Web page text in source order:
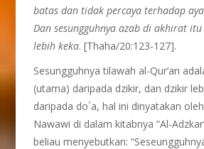
batas dan tidak percaya terhadap
Dan sesungguhnya azab di akhirat
lebih keka. [Thaha/20:123-127].
Sesungguhnya tilawah al-Qur’an
(utama) daripada dzikir, dan dzikir
daripada do`a, hal ini dinyatakan
Nawawi di dalam kitabnya “Al-
beliau menyebutkan: